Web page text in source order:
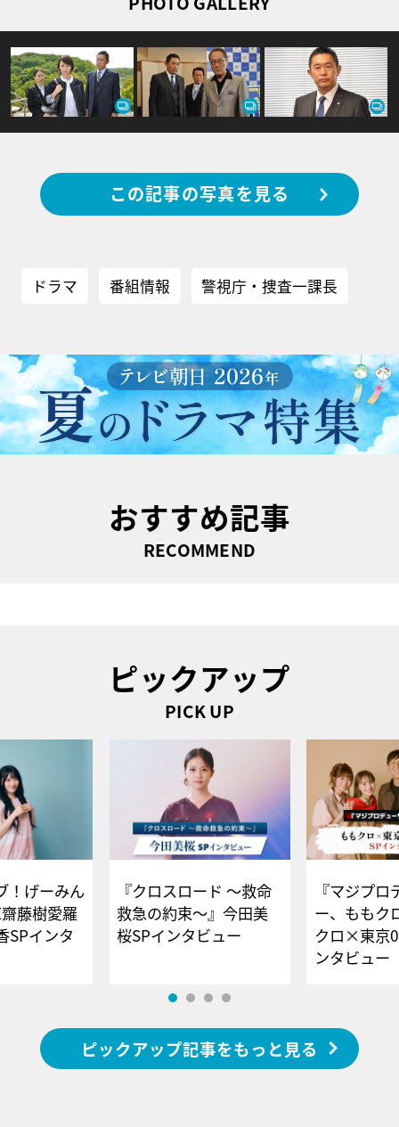
この記事の写真を見る
ドラマ 番組情報 警視庁・捜査一課長
おすすめ記事
RECOMMEND
ピックアップ
PICK UP
！げーみん
藤樹愛羅
SPインタ
『クロスロード ～救命
救急の約束～』今田美
桜SPインタビュー
『マジプロ
ー、ももク
クロ×東京
ンタビュー
ピックアップ記事をもっと見る